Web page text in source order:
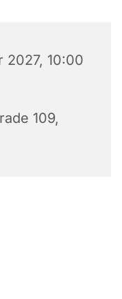
2027, 10:00
109,